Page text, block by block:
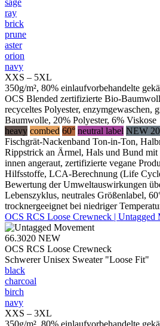
ray
brick
prune
aster
orion
navy
XXS – 5XL
350g/m², 80% einlaufvorbehandelte
OCS Blended zertifizierte Bio-
recyceltes Polyester, enzymgewaschen,
Baumwolle, 20% Polyester, 6% Viskose
heavy combed 60° neutral label NEW
Fischgrät-Nackenband Ton-in-Ton,
Rippstrick an Ärmel, Hals und Bund
innen angeraut, zertifizierte vegane
Hilfsstoffe, LCA-Berechnung (Life
Bewertung der Umweltauswirkungen
Lebenszyklus, neutrales Größenlabel,
trocknergeeignet bei niedriger
OCS RCS Loose Crewneck | Untagged
66.3020 NEW
OCS RCS Loose Crewneck
Schwerer Unisex Sweater "Loose Fit"
black
charcoal
birch
navy
XXS – 3XL
350g/m², 80% einlaufvorbehandelte